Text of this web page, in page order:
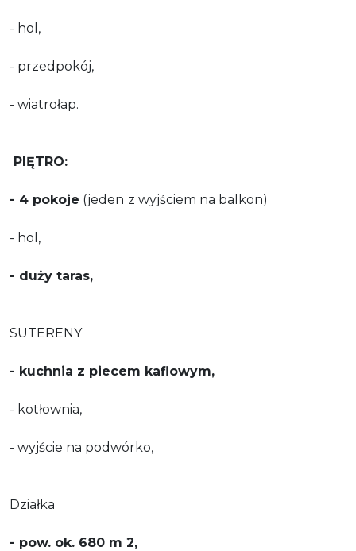
- hol,
- przedpokój,
- wiatrołap.
PIĘTRO:
- 4 pokoje (jeden z wyjściem na balkon)
- hol,
- duży taras,
SUTERENY
- kuchnia z piecem kaflowym,
- kotłownia,
- wyjście na podwórko,
Działka
- pow. ok. 680 m 2,